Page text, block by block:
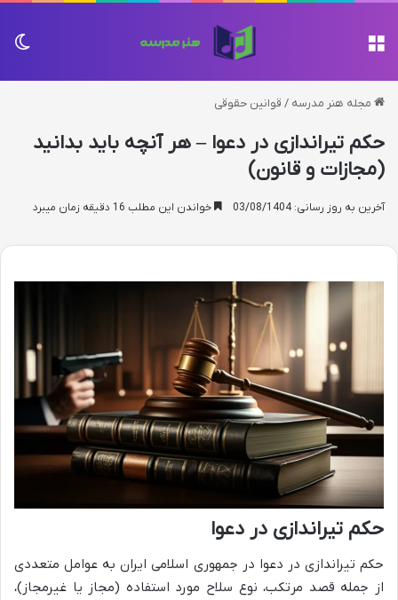
مجله هنر مدرسه / قوانین حقوقی
حکم تیراندازی در دعوا – هر آنچه باید بدانید
(مجازات و قانون)
آخرین به روز رسانی: 03/08/1404 خواندن این مطلب 16 دقیقه زمان میبرد
حکم تیراندازی در دعوا
حکم تیراندازی در دعوا در جمهوری اسلامی ایران به عوامل متعددی
از جمله قصد مرتکب، نوع سلاح مورد استفاده (مجاز یا غیرمجاز)،